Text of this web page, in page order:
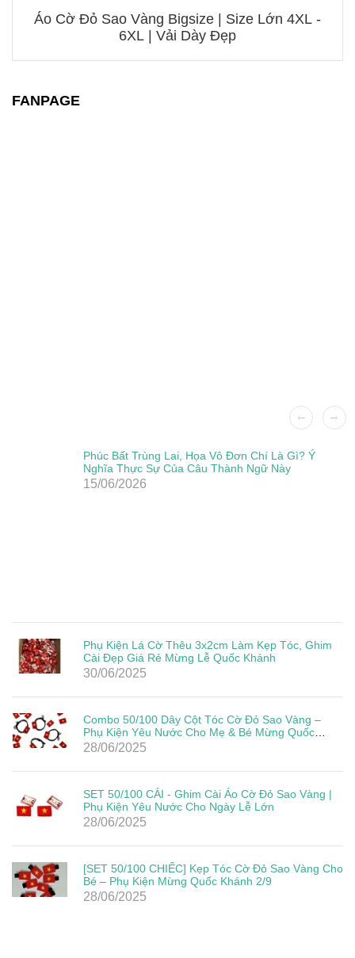
Áo Cờ Đỏ Sao Vàng Bigsize | Size Lớn 4XL -
6XL | Vải Dày Đẹp
FANPAGE
Phúc Bất Trùng Lai, Họa Vô Đơn Chí Là Gì? Ý
Nghĩa Thực Sự Của Câu Thành Ngữ Này
15/06/2026
Phụ Kiện Lá Cờ Thêu 3x2cm Làm Kẹp Tóc, Ghim
Cài Đẹp Giá Rẻ Mừng Lễ Quốc Khánh
30/06/2025
Combo 50/100 Dây Cột Tóc Cờ Đỏ Sao Vàng –
Phụ Kiện Yêu Nước Cho Mẹ & Bé Mừng Quốc
Khánh 2/9
28/06/2025
SET 50/100 CÁI - Ghim Cài Áo Cờ Đỏ Sao Vàng |
Phụ Kiện Yêu Nước Cho Ngày Lễ Lớn
28/06/2025
[SET 50/100 CHIẾC] Kẹp Tóc Cờ Đỏ Sao Vàng Cho
Bé – Phụ Kiện Mừng Quốc Khánh 2/9
28/06/2025